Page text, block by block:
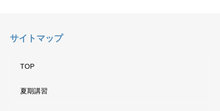
サイトマップ
TOP
夏期講習